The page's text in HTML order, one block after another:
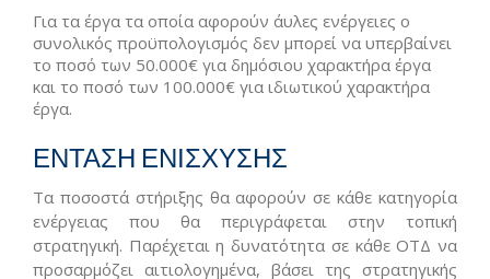
Για τα έργα τα οποία αφορούν άυλες ενέργειες ο
συνολικός προϋπολογισμός δεν μπορεί να υπερβαίνει
το ποσό των 50.000€ για δημόσιου χαρακτήρα έργα
και το ποσό των 100.000€ για ιδιωτικού χαρακτήρα
έργα.
ΕΝΤΑΣΗ ΕΝΙΣΧΥΣΗΣ
Τα ποσοστά στήριξης θα αφορούν σε κάθε κατηγορία
ενέργειας που θα περιγράφεται στην τοπική
στρατηγική. Παρέχεται η δυνατότητα σε κάθε ΟΤΔ να
προσαρμόζει αιτιολογημένα, βάσει της στρατηγικής